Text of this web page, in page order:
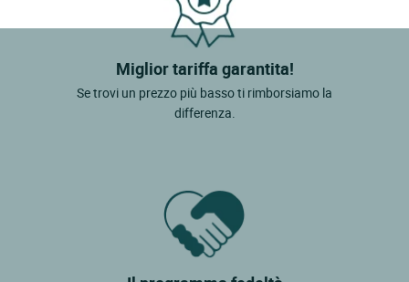
Miglior tariffa garantita!
Se trovi un prezzo più basso ti rimborsiamo la
differenza.